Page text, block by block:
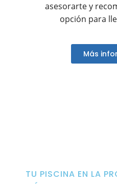
asesorarte y
opción para
Más
TU PISCINA EN LA